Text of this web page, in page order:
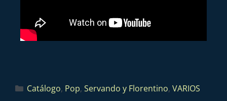
Catálogo, Pop, Servando y Florentino, VARIOS